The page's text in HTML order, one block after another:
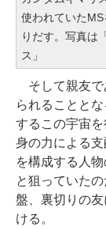
使われていた
りだす。写真は
ス」
そして親友で
られることと
するこの宇宙
身の力による
を構成する人
と狙っていた
盤、裏切りの
ける。